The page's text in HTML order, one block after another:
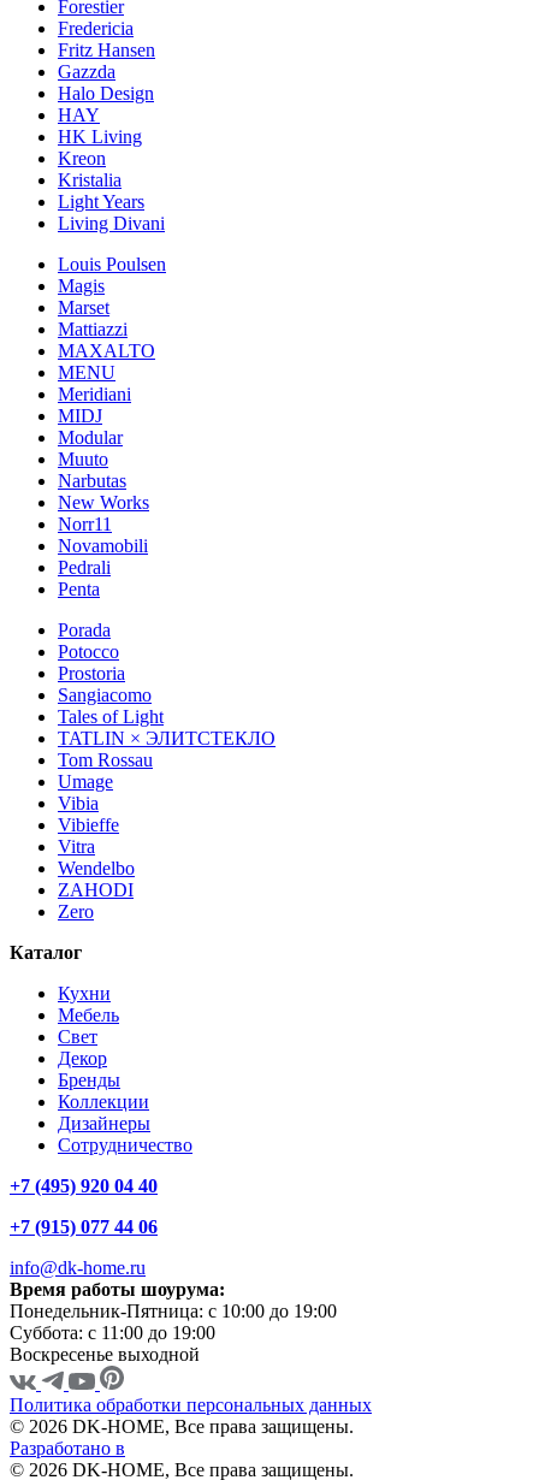
Forestier
Fredericia
Fritz Hansen
Gazzda
Halo Design
HAY
HK Living
Kreon
Kristalia
Light Years
Living Divani
Louis Poulsen
Magis
Marset
Mattiazzi
MAXALTO
MENU
Meridiani
MIDJ
Modular
Muuto
Narbutas
New Works
Norr11
Novamobili
Pedrali
Penta
Porada
Potocco
Prostoria
Sangiacomo
Tales of Light
TATLIN × ЭЛИТСТЕКЛО
Tom Rossau
Umage
Vibia
Vibieffe
Vitra
Wendelbo
ZAHODI
Zero
Каталог
Кухни
Мебель
Свет
Декор
Бренды
Коллекции
Дизайнеры
Сотрудничество
+7 (495) 920 04 40
+7 (915) 077 44 06
info@dk-home.ru
Время работы шоурума:
Понедельник-Пятница: c 10:00 до 19:00
Суббота: c 11:00 до 19:00
Воскресенье выходной
Политика обработки персональных данных
© 2026 DK-HOME, Все права защищены.
Разработано в
© 2026 DK-HOME, Все права защищены.